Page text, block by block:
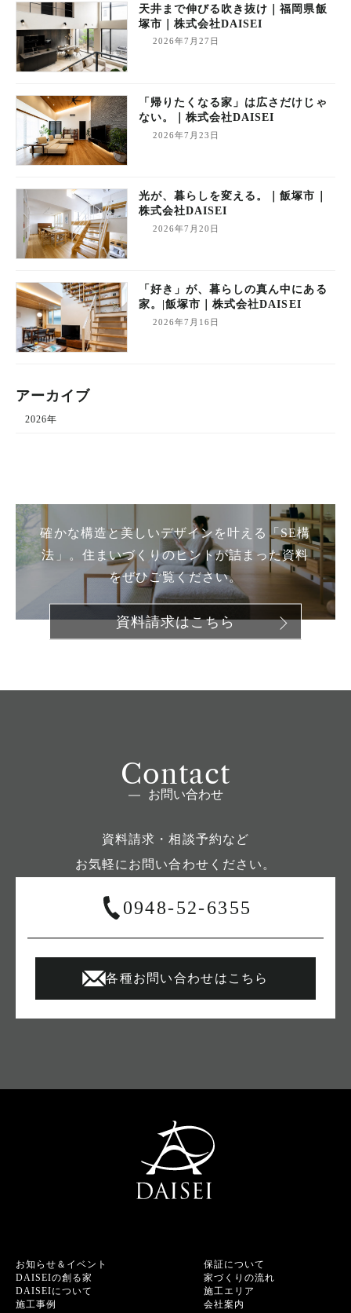
天井まで伸びる吹き抜け｜福岡県飯
塚市｜株式会社DAISEI
2026年7月27日
「帰りたくなる家」は広さだけじゃ
ない。｜株式会社DAISEI
2026年7月23日
光が、暮らしを変える。｜飯塚市｜
株式会社DAISEI
2026年7月20日
「好き」が、暮らしの真ん中にある
家。|飯塚市｜株式会社DAISEI
2026年7月16日
アーカイブ
2026年
確かな構造と美しいデザインを叶える「SE構
法」。 住まいづくりのヒントが詰まった資料
をぜひご覧ください。
資料請求はこちら
Contact
お問い合わせ
資料請求・相談予約など
お気軽にお問い合わせください。
0948-52-6355
各種お問い合わせはこちら
お知らせ＆イベント
DAISEIの創る家
DAISEIについて
施工事例
保証について
家づくりの流れ
施工エリア
会社案内